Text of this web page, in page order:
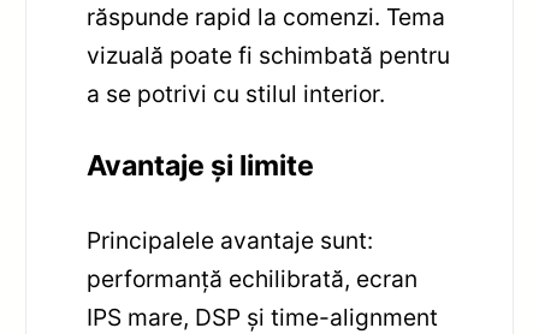
răspunde rapid la comenzi. Tema
vizuală poate fi schimbată pentru
a se potrivi cu stilul interior.
Avantaje și limite
Principalele avantaje sunt:
performanță echilibrată, ecran
IPS mare, DSP și time-alignment